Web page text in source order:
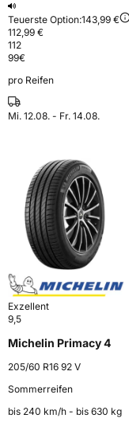
Teuerste Option:143,99 €
112,99 €
112
99€
pro Reifen
Mi. 12.08. - Fr. 14.08.
Exzellent
9,5
Michelin Primacy 4
205/60 R16 92 V
Sommerreifen
bis 240 km⁠/⁠h - bis 630 kg